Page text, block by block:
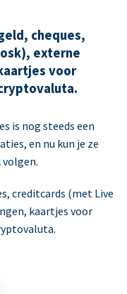
cheques,
externe
voor
is nog steeds een
en nu kun je ze
creditcards (met Live
kaartjes voor